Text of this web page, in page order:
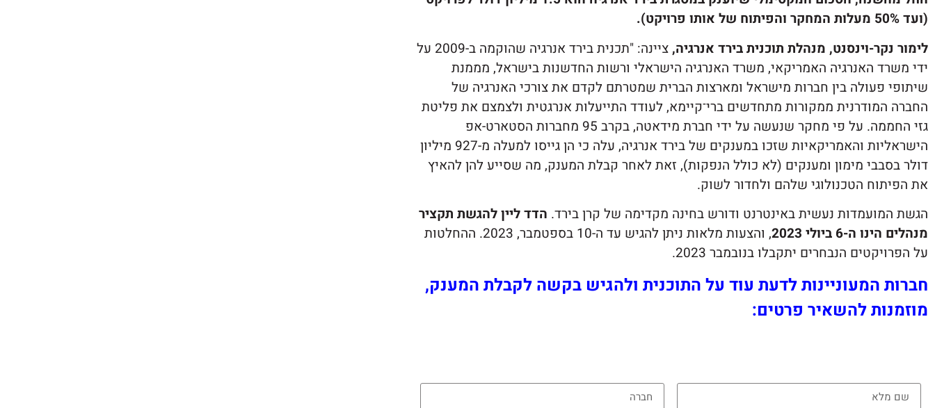
(ועד 50% מעלות המחקר והפיתוח של אותו פרויקט).
לימור נקר-וינסנט, מנהלת תוכנית בירד אנרגיה,
ציינה: "תכנית בירד אנרגיה שהוקמה ב-2009 על
ידי משרד האנרגיה האמריקאי, משרד האנרגיה הישראלי ורשות החדשנות בישראל, מממנת
שיתופי פעולה בין חברות מישראל ומארצות הברית שמטרתם לקדם את צורכי האנרגיה של
החברה המודרנית ממקורות מתחדשים ברי־קיימא, לעודד התייעלות אנרגטית ולצמצם את פליטת
גזי החממה. על פי מחקר שנעשה על ידי חברת מידאטה, בקרב 95 מחברות הסטארט-אפ
הישראליות והאמריקאיות שזכו במענקים של בירד אנרגיה, עלה כי הן גייסו למעלה מ-927 מיליון
דולר בסבבי מימון ומענקים (לא כולל הנפקות), זאת לאחר קבלת המענק, מה שסייע להן להאיץ
את הפיתוח הטכנולוגי שלהם ולחדור לשוק.
הגשת המועמדות נעשית באינטרנט ודורש בחינה מקדימה של קרן בירד. הדד ליין להגשת תקציר
מנהלים הינו ה-6 ביולי 2023
, והצעות מלאות ניתן להגיש עד ה-10 בספטמבר, 2023. ההחלטות
על הפרויקטים הנבחרים יתקבלו בנובמבר 2023.
חברות המעוניינות לדעת עוד על התוכנית ולהגיש בקשה לקבלת המענק,
מוזמנות להשאיר פרטים: